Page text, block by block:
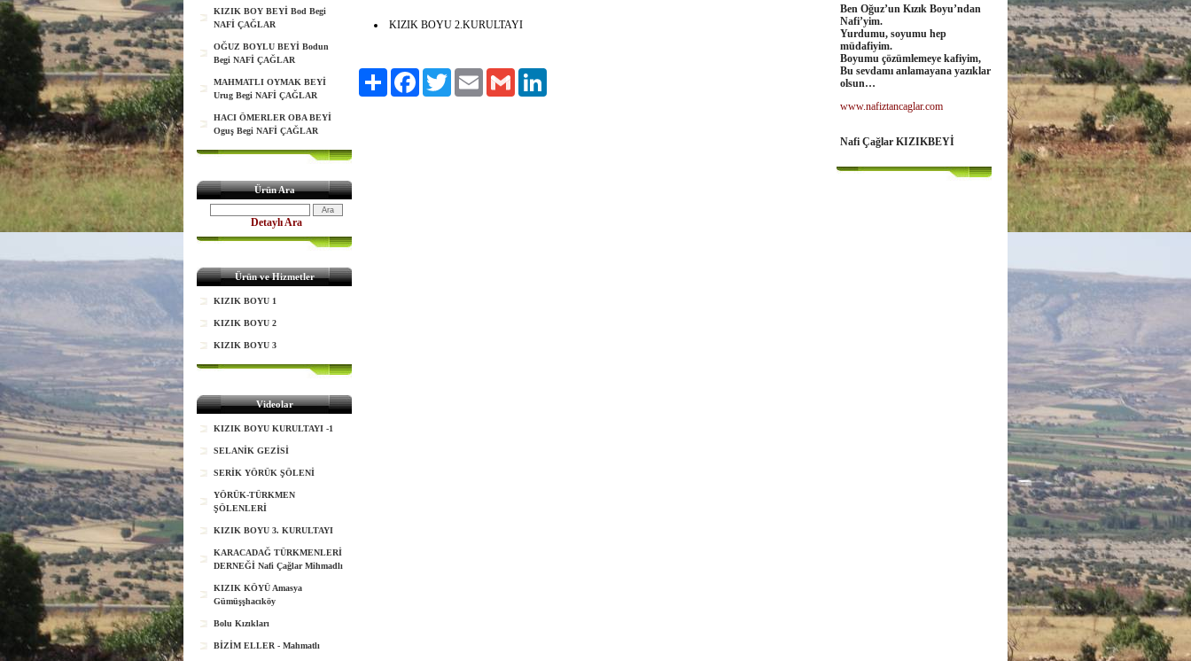
KIZIK BOY BEYİ Bod Begi
NAFİ ÇAĞLAR
OĞUZ BOYLU BEYİ Bodun
Begi NAFİ ÇAĞLAR
MAHMATLI OYMAK BEYİ
Urug Begi NAFİ ÇAĞLAR
HACI ÖMERLER OBA BEYİ
Oguş Begi NAFİ ÇAĞLAR
Ürün Ara
Detaylı Ara
Ürün ve Hizmetler
KIZIK BOYU 1
KIZIK BOYU 2
KIZIK BOYU 3
Videolar
KIZIK BOYU KURULTAYI -1
SELANİK GEZİSİ
SERİK YÖRÜK ŞÖLENİ
YÖRÜK-TÜRKMEN
ŞÖLENLERİ
KIZIK BOYU 3. KURULTAYI
KARACADAĞ TÜRKMENLERİ
DERNEĞİ Nafi Çağlar Mihmadlı
KIZIK KÖYÜ Amasya
Gümüşşhacıköy
Bolu Kızıkları
BİZİM ELLER - Mahmatlı
KIZIK BOYU 2.KURULTAYI
Paylaş FacebookTwitter Email Gmail
Ben Oğuz’un Kızık Boyu’ndan
Nafi’yim.
Yurdumu, soyumu hep
müdafiyim.
Boyumu çözümlemeye kafiyim,
Bu sevdamı anlamayana yazıklar
olsun…
www.nafiztancaglar.com
Nafi Çağlar KIZIKBEYİ